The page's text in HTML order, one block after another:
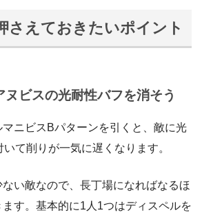
さえておきたいポイント
ヌビスの光耐性バフを消そう
ニビスBパターンを引くと、敵に光
て削りが一気に遅くなります。
い敵なので、長丁場になればなるほ
す。基本的に1人1つはディスペルを